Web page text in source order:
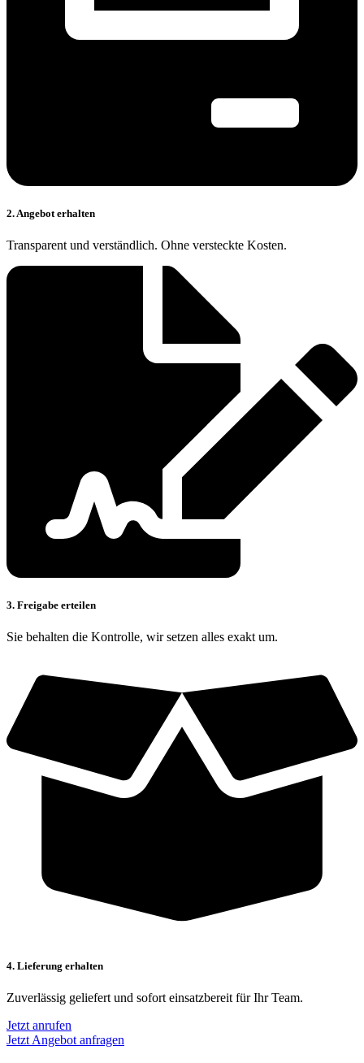
2. Angebot erhalten
Transparent und verständlich. Ohne versteckte Kosten.
3. Freigabe erteilen
Sie behalten die Kontrolle, wir setzen alles exakt um.
4. Lieferung erhalten
Zuverlässig geliefert und sofort einsatzbereit für Ihr Team.
Jetzt anrufen
Jetzt Angebot anfragen